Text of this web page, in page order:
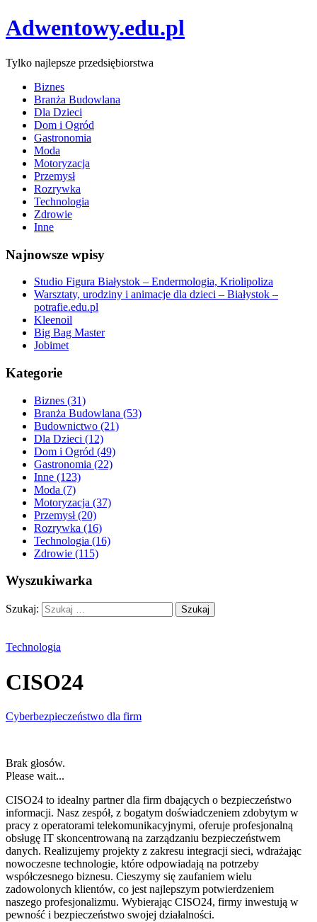
Adwentowy.edu.pl
Tylko najlepsze przedsiębiorstwa
Biznes
Branża Budowlana
Dla Dzieci
Dom i Ogród
Gastronomia
Moda
Motoryzacja
Przemysł
Rozrywka
Technologia
Zdrowie
Inne
Najnowsze wpisy
Studio Figura Białystok – Endermologia, Kriolipoliza
Warsztaty, urodziny i animacje dla dzieci – Białystok –
potrafie.edu.pl
Kleenoil
Big Bag Master
Jobimet
Kategorie
Biznes (31)
Branża Budowlana (53)
Budownictwo (21)
Dla Dzieci (12)
Dom i Ogród (49)
Gastronomia (22)
Inne (123)
Moda (7)
Motoryzacja (37)
Przemysł (20)
Rozrywka (16)
Technologia (16)
Zdrowie (115)
Wyszukiwarka
Szukaj:
Technologia
CISO24
Cyberbezpieczeństwo dla firm
Brak głosów.
Please wait...
CISO24 to idealny partner dla firm dbających o bezpieczeństwo
informacji. Nasz zespół, z bogatym doświadczeniem zdobytym w
pracy z operatorami telekomunikacyjnymi, oferuje profesjonalną
obsługę IT skoncentrowaną na zarządzaniu bezpieczeństwem
danych. Realizujemy projekty z zakresu integracji sieci, wdrażając
nowoczesne technologie, które odpowiadają na potrzeby
współczesnego biznesu. Cieszymy się zaufaniem wielu
zadowolonych klientów, co jest najlepszym potwierdzeniem
naszego profesjonalizmu. Wybierając CISO24, firmy inwestują w
pewność i bezpieczeństwo swojej działalności.